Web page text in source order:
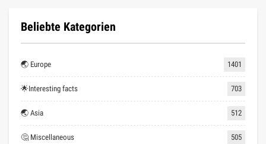
Beliebte Kategorien
🌏 Europe 1401
🌟Interesting facts 703
🌏 Asia 512
🤔 Miscellaneous 505